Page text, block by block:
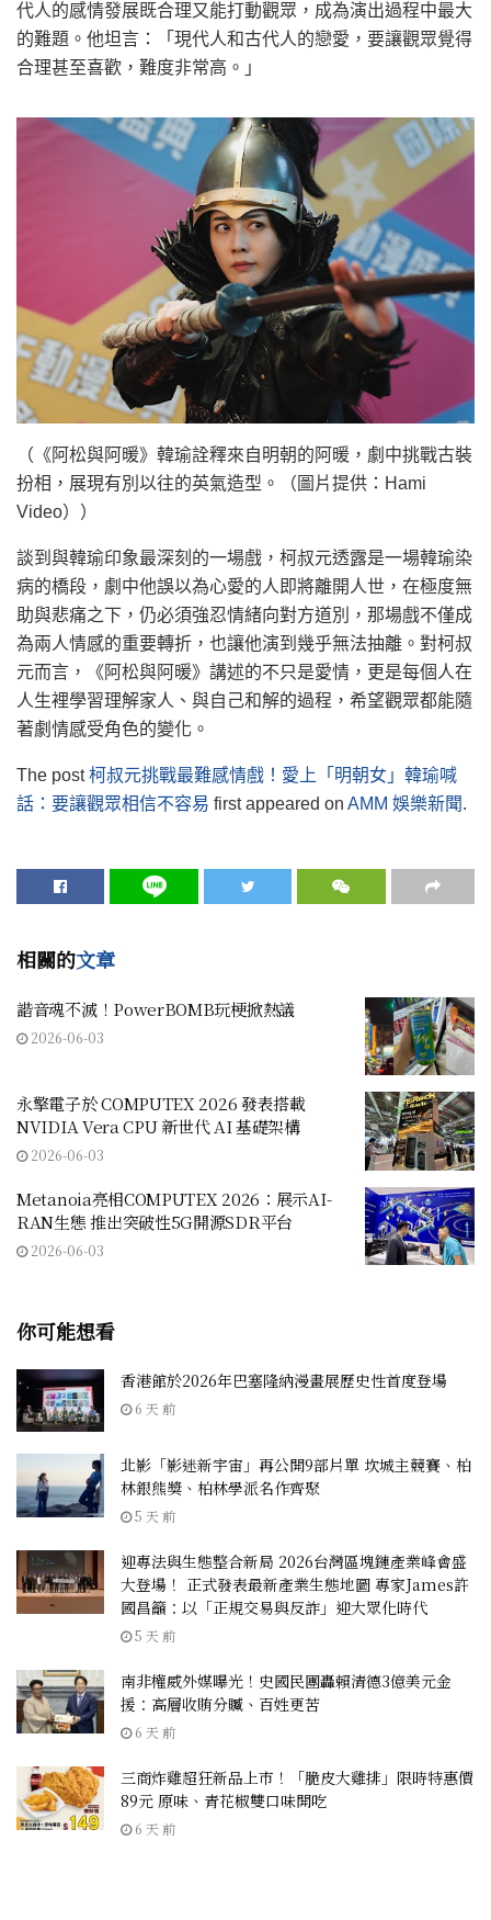
代人的感情發展既合理又能打動觀眾，成為演出過程中最大
的難題。他坦言：「現代人和古代人的戀愛，要讓觀眾覺得
合理甚至喜歡，難度非常高。」
（《阿松與阿暖》韓瑜詮釋來自明朝的阿暖，劇中挑戰古裝
扮相，展現有別以往的英氣造型。（圖片提供：Hami
Video））
談到與韓瑜印象最深刻的一場戲，柯叔元透露是一場韓瑜染
病的橋段，劇中他誤以為心愛的人即將離開人世，在極度無
助與悲痛之下，仍必須強忍情緒向對方道別，那場戲不僅成
為兩人情感的重要轉折，也讓他演到幾乎無法抽離。對柯叔
元而言，《阿松與阿暖》講述的不只是愛情，更是每個人在
人生裡學習理解家人、與自己和解的過程，希望觀眾都能隨
著劇情感受角色的變化。
The post柯叔元挑戰最難感情戲！愛上「明朝女」韓瑜喊
話：要讓觀眾相信不容易 first appeared on AMM 娛樂新聞.
相關的文章
諧音魂不滅！PowerBOMB玩梗掀熱議
2026-06-03
永擎電子於 COMPUTEX 2026 發表搭載
NVIDIA Vera CPU 新世代 AI 基礎架構
2026-06-03
Metanoia亮相COMPUTEX 2026：展示AI-
RAN生態 推出突破性5G開源SDR平台
2026-06-03
你可能想看
香港館於2026年巴塞隆納漫畫展歷史性首度登場
6 天 前
北影「影迷新宇宙」再公開9部片單 坎城主競賽、柏
林銀熊獎、柏林學派名作齊聚
5 天 前
迎專法與生態整合新局 2026台灣區塊鏈產業峰會盛
大登場！ 正式發表最新產業生態地圖 專家James許
國昌籲：以「正規交易與反詐」迎大眾化時代
5 天 前
南非權威外媒曝光！史國民團轟賴清德3億美元金
援：高層收賄分贓、百姓更苦
6 天 前
三商炸雞超狂新品上市！「脆皮大雞排」限時特惠價
89元 原味、青花椒雙口味開吃
6 天 前